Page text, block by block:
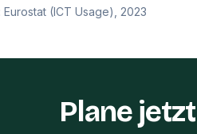
Eurostat (ICT Usage) , 2023
Plane